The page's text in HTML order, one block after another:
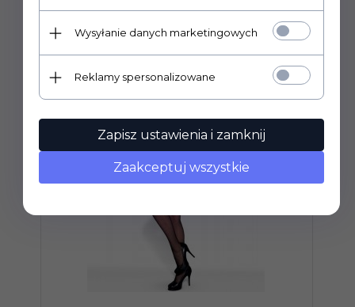
Wysyłanie danych marketingowych
Reklamy spersonalizowane
Zapisz ustawienia i zamknij
Zaakceptuj wszystkie